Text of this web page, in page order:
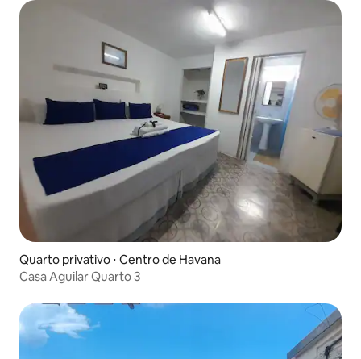
Quarto privativo ⋅ Centro de Havana
Casa Aguilar Quarto 3